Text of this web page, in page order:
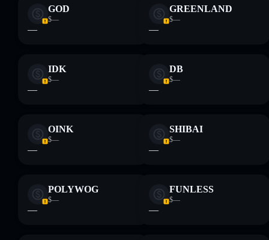
GOD
$—
—
GREENLAND
$—
—
IDK
$—
—
DB
$—
—
OINK
$—
—
SHIBAI
$—
—
POLYWOG
$—
—
FUNLESS
$—
—